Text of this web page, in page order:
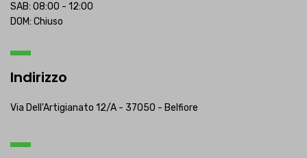
SAB: 08:00 - 12:00
DOM: Chiuso
Indirizzo
Via Dell'Artigianato 12/A - 37050 - Belfiore